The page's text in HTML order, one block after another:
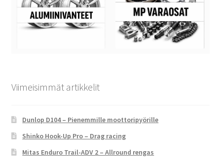
Viimeisimmät artikkelit
Dunlop D104 – Pienemmille moottoripyörille
Shinko Hook-Up Pro – Drag racing
Mitas Enduro Trail-ADV 2 – Allround rengas